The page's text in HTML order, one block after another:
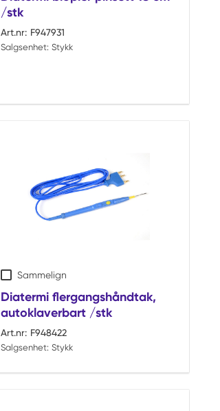
/stk
Art.nr: F947931
Salgsenhet: Stykk
Sammelign
Diatermi flergangshåndtak,
autoklaverbart /stk
Art.nr: F948422
Salgsenhet: Stykk